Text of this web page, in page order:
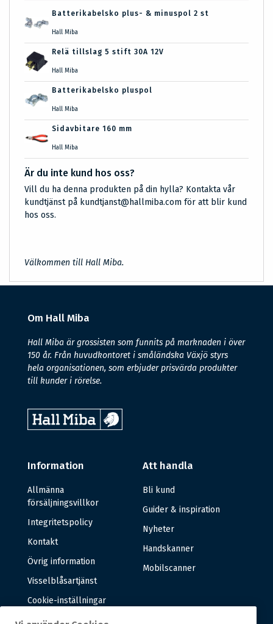
Batterikabelsko plus- & minuspol 2 st
Hall Miba
Relä tillslag 5 stift 30A 12V
Hall Miba
Batterikabelsko pluspol
Hall Miba
Sidavbitare 160 mm
Hall Miba
Är du inte kund hos oss?
Vill du ha denna produkten på din hylla? Kontakta vår
kundtjänst på kundtjanst@hallmiba.com för att blir kund
hos oss.
Välkommen till Hall Miba.
Om Hall Miba
Hall Miba är grossisten som funnits på marknaden i över
150 år. Från huvudkontoret i småländska Växjö styrs
hela organisationen, som erbjuder prisvärda produkter
till kunder i rörelse.
Information
Allmänna
försäljningsvillkor
Integritetspolicy
Kontakt
Övrig information
Visselblåsartjänst
Cookie-inställningar
Att handla
Bli kund
Guider & inspiration
Nyheter
Handskanner
Mobilscanner